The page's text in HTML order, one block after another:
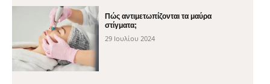
Πώς αντιμετωπίζονται τα μαύρα
στίγματα;
29 Ιουλίου 2024